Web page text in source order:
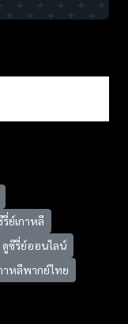
รี่ย์เกาหลี
ดูซีรี่ย์ออนไลน์
าหลีพากย์ไทย